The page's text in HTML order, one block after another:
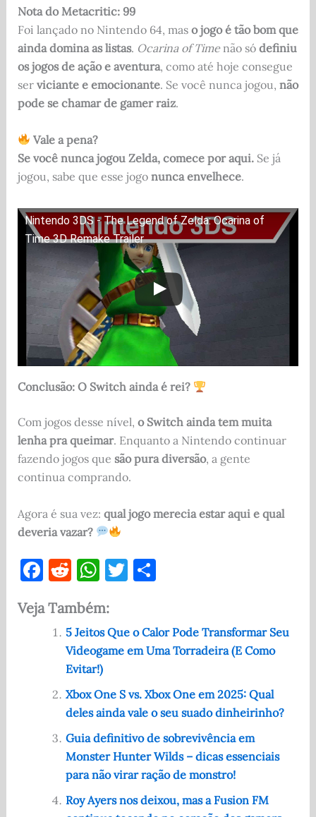
Nota do Metacritic: 99
Foi lançado no Nintendo 64, mas o jogo é tão bom que
ainda domina as listas. Ocarina of Timenão só definiu
os jogos de ação e aventura, como até hoje consegue
ser viciante e emocionante. Se você nunca jogou, não
pode se chamar de gamer raiz.
Vale a pena?
Se você nunca jogou Zelda, comece por aqui.Se já
jogou, sabe que esse jogo nunca envelhece.
Nintendo 3DS - The Legend of Zelda: Ocarina of
Time 3D Remake Trailer
Conclusão: O Switch ainda é rei?
Com jogos desse nível, o Switch ainda tem muita
lenha pra queimar. Enquanto a Nintendo continuar
fazendo jogos que são pura diversão, a gente
continua comprando.
Agora é sua vez: qual jogo merecia estar aqui e qual
deveria vazar?
F
c
e
o
o
k
R
d
di
t
W
at
s
A
p
p
T
te
r
S
e
Veja Também:
5 Jeitos Que o Calor Pode Transformar Seu
Videogame em Uma Torradeira (E Como
Evitar!)
Xbox One S vs. Xbox One em 2025: Qual
deles ainda vale o seu suado dinheirinho?
Guia definitivo de sobrevivência em
Monster Hunter Wilds – dicas essenciais
para não virar ração de monstro!
Roy Ayers nos deixou, mas a Fusion FM